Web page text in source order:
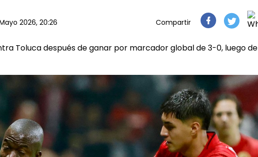
2026, 20:26 Compartir
Toluca después de ganar por marcador global de 3-0, luego de